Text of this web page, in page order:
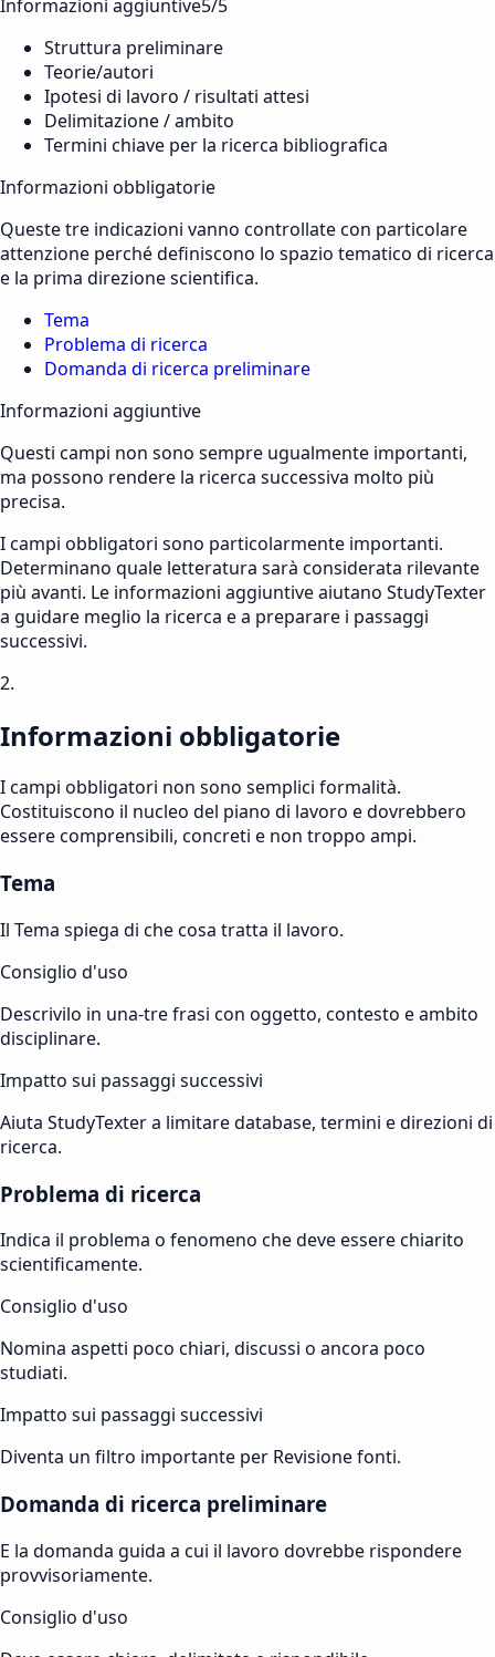
Informazioni aggiuntive5/5
Struttura preliminare
Teorie/autori
Ipotesi di lavoro / risultati attesi
Delimitazione / ambito
Termini chiave per la ricerca bibliografica
Informazioni obbligatorie
Queste tre indicazioni vanno controllate con particolare
attenzione perché definiscono lo spazio tematico di ricerca
e la prima direzione scientifica.
Tema
Problema di ricerca
Domanda di ricerca preliminare
Informazioni aggiuntive
Questi campi non sono sempre ugualmente importanti,
ma possono rendere la ricerca successiva molto più
precisa.
I campi obbligatori sono particolarmente importanti.
Determinano quale letteratura sarà considerata rilevante
più avanti. Le informazioni aggiuntive aiutano StudyTexter
a guidare meglio la ricerca e a preparare i passaggi
successivi.
2.
Informazioni obbligatorie
I campi obbligatori non sono semplici formalità.
Costituiscono il nucleo del piano di lavoro e dovrebbero
essere comprensibili, concreti e non troppo ampi.
Tema
Il Tema spiega di che cosa tratta il lavoro.
Consiglio d'uso
Descrivilo in una-tre frasi con oggetto, contesto e ambito
disciplinare.
Impatto sui passaggi successivi
Aiuta StudyTexter a limitare database, termini e direzioni di
ricerca.
Problema di ricerca
Indica il problema o fenomeno che deve essere chiarito
scientificamente.
Consiglio d'uso
Nomina aspetti poco chiari, discussi o ancora poco
studiati.
Impatto sui passaggi successivi
Diventa un filtro importante per Revisione fonti.
Domanda di ricerca preliminare
E la domanda guida a cui il lavoro dovrebbe rispondere
provvisoriamente.
Consiglio d'uso